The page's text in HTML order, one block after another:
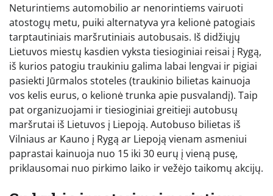
Neturintiems automobilio ar nenorintiems vairuoti
atostogų metu, puiki alternatyva yra kelionė patogiais
tarptautiniais maršrutiniais autobusais. Iš didžiųjų
Lietuvos miestų kasdien vyksta tiesioginiai reisai į Rygą,
iš kurios patogiu traukiniu galima labai lengvai ir pigiai
pasiekti Jūrmalos stoteles (traukinio bilietas kainuoja
vos kelis eurus, o kelionė trunka apie pusvalandį). Taip
pat organizuojami ir tiesioginiai greitieji autobusų
maršrutai iš Lietuvos į Liepoją. Autobuso bilietas iš
Vilniaus ar Kauno į Rygą ar Liepoją vienam asmeniui
paprastai kainuoja nuo 15 iki 30 eurų į vieną pusę,
priklausomai nuo pirkimo laiko ir vežėjo taikomų akcijų.